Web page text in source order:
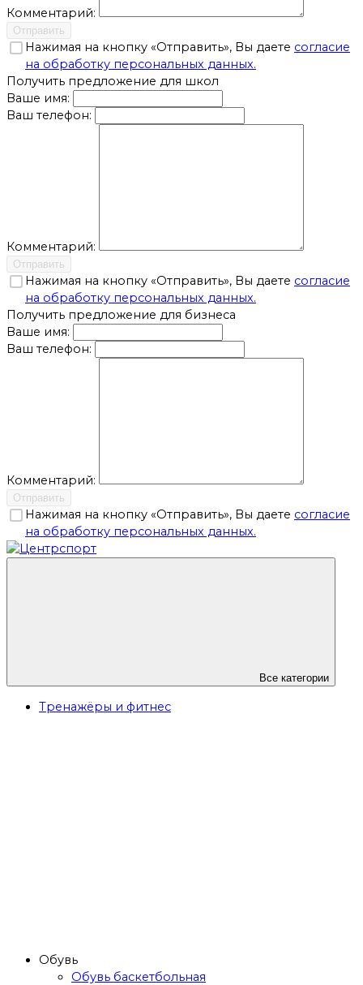
Комментарий:
Отправить
Нажимая на кнопку «Отправить», Вы даете согласие
на обработку персональных данных.
Получить предложение для школ
Ваше имя:
Ваш телефон:
Комментарий:
Отправить
Нажимая на кнопку «Отправить», Вы даете согласие
на обработку персональных данных.
Получить предложение для бизнеса
Ваше имя:
Ваш телефон:
Комментарий:
Отправить
Нажимая на кнопку «Отправить», Вы даете согласие
на обработку персональных данных.
Все категории
Тренажёры и фитнес
Обувь
Обувь баскетбольная